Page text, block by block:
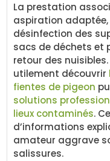
La prestation
aspiration
désinfection des
sacs de déchets et
retour des
utilement découvrir
fientes de pigeon
solutions
lieux contaminés.
d’informations
amateur aggrave
salissures.